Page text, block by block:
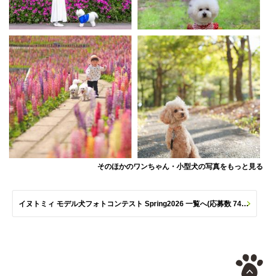
そのほかのワンちゃん・小型犬の写真をもっと見る
イヌトミィ モデル犬フォトコンテスト Spring2026 一覧へ(応募数 747枚)